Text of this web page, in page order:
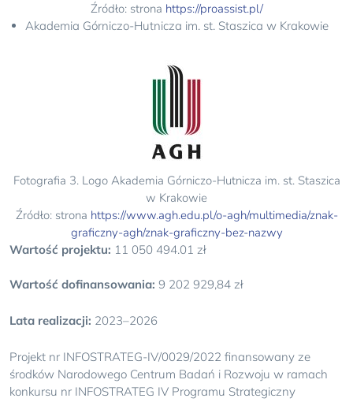
Źródło: strona https://proassist.pl/
Akademia Górniczo-Hutnicza im. st. Staszica w Krakowie
Fotografia 3. Logo Akademia Górniczo-Hutnicza im. st. Staszica
w Krakowie
Źródło: strona https://www.agh.edu.pl/o-agh/multimedia/znak-
graficzny-agh/znak-graficzny-bez-nazwy
Wartość projektu: 11 050 494.01 zł
Wartość dofinansowania: 9 202 929,84 zł
Lata realizacji: 2023–2026
Projekt nr INFOSTRATEG-IV/0029/2022 finansowany ze
środków Narodowego Centrum Badań i Rozwoju w ramach
konkursu nr INFOSTRATEG IV Programu Strategiczny